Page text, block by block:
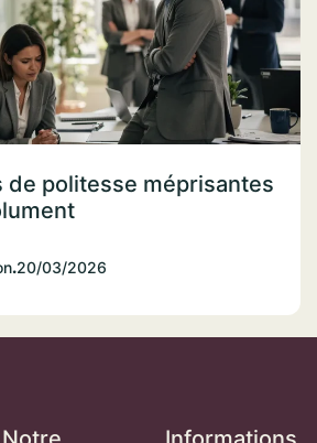
de politesse méprisantes
.20/03/2026